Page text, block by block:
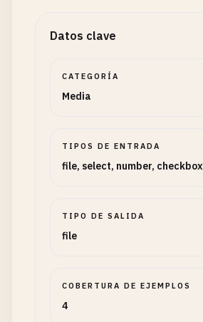
Datos clave
CATEGORÍA
Media
TIPOS DE ENTRADA
file, select, number, checkbox
TIPO DE SALIDA
file
COBERTURA DE EJEMPLOS
4